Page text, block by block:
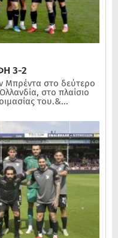
3-2
Μπρέντα στο δεύτερο
στο πλαίσιο
του.&...